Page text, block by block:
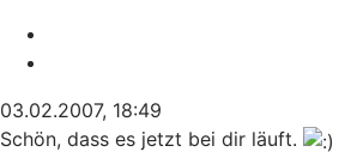
03.02.2007, 18:49
Schön, dass es jetzt bei dir läuft.